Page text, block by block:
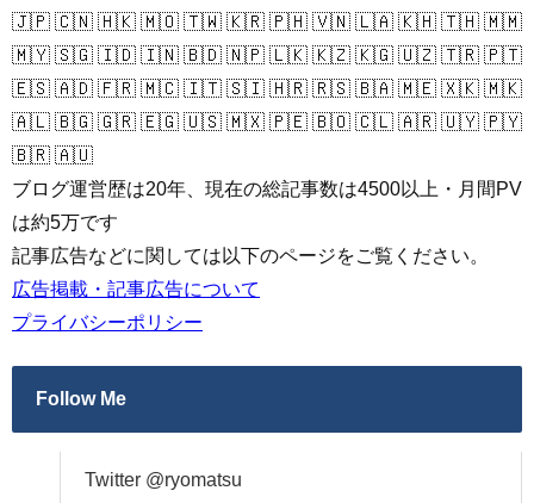
🇯🇵 🇨🇳 🇭🇰 🇲🇴 🇹🇼 🇰🇷 🇵🇭 🇻🇳 🇱🇦 🇰🇭 🇹🇭 🇲🇲
🇲🇾 🇸🇬 🇮🇩 🇮🇳 🇧🇩 🇳🇵 🇱🇰 🇰🇿 🇰🇬 🇺🇿 🇹🇷 🇵🇹
🇪🇸 🇦🇩 🇫🇷 🇲🇨 🇮🇹 🇸🇮 🇭🇷 🇷🇸 🇧🇦 🇲🇪 🇽🇰 🇲🇰
🇦🇱 🇧🇬 🇬🇷 🇪🇬 🇺🇸 🇲🇽 🇵🇪 🇧🇴 🇨🇱 🇦🇷 🇺🇾 🇵🇾
🇧🇷 🇦🇺
ブログ運営歴は20年、現在の総記事数は4500以上・月間PV
は約5万です
記事広告などに関しては以下のページをご覧ください。
広告掲載・記事広告について
プライバシーポリシー
Follow Me
Twitter @ryomatsu